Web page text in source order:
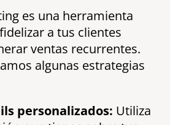
es una herramienta
a tus clientes
ventas recurrentes.
algunas estrategias
personalizados: Utiliza